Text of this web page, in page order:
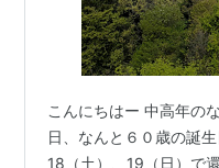
こんにちはー 中高年の
日、なんと６０歳の誕
18（土）、19（日）で